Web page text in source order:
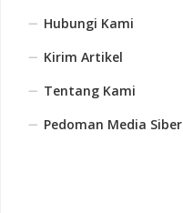
Hubungi Kami
Kirim Artikel
Tentang Kami
Pedoman Media Siber